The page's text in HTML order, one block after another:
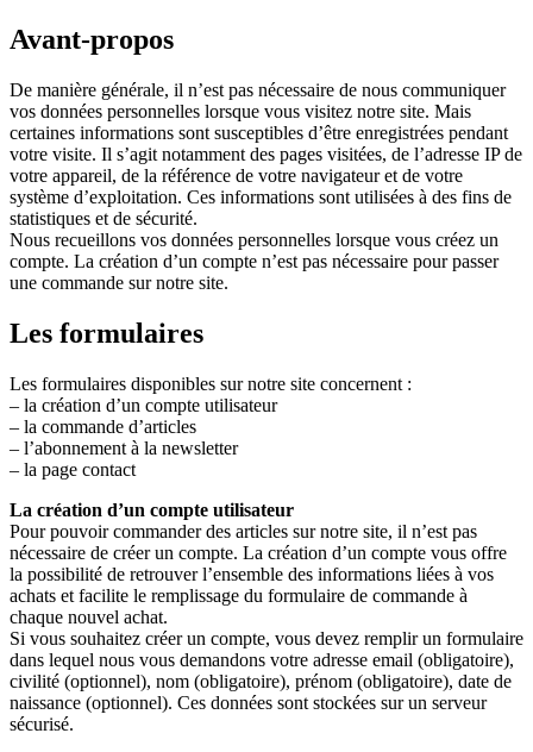
Avant-propos
De manière générale, il n’est pas nécessaire de nous communiquer
vos données personnelles lorsque vous visitez notre site. Mais
certaines informations sont susceptibles d’être enregistrées pendant
votre visite. Il s’agit notamment des pages visitées, de l’adresse IP de
votre appareil, de la référence de votre navigateur et de votre
système d’exploitation. Ces informations sont utilisées à des fins de
statistiques et de sécurité.
Nous recueillons vos données personnelles lorsque vous créez un
compte. La création d’un compte n’est pas nécessaire pour passer
une commande sur notre site.
Les formulaires
Les formulaires disponibles sur notre site concernent :
– la création d’un compte utilisateur
– la commande d’articles
– l’abonnement à la newsletter
– la page contact
La création d’un compte utilisateur
Pour pouvoir commander des articles sur notre site, il n’est pas
nécessaire de créer un compte. La création d’un compte vous offre
la possibilité de retrouver l’ensemble des informations liées à vos
achats et facilite le remplissage du formulaire de commande à
chaque nouvel achat.
Si vous souhaitez créer un compte, vous devez remplir un formulaire
dans lequel nous vous demandons votre adresse email (obligatoire),
civilité (optionnel), nom (obligatoire), prénom (obligatoire), date de
naissance (optionnel). Ces données sont stockées sur un serveur
sécurisé.